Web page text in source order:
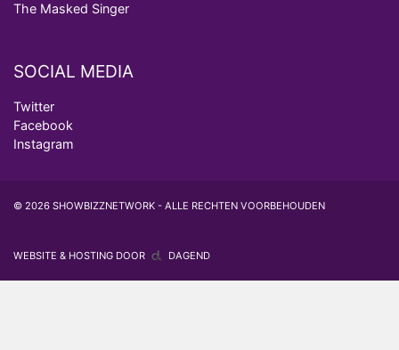
The Masked Singer
SOCIAL MEDIA
Twitter
Facebook
Instagram
© 2026 SHOWBIZZNETWORK - ALLE RECHTEN VOORBEHOUDEN
WEBSITE & HOSTING DOOR DAGEND